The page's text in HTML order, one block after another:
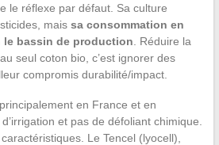
le réflexe par défaut. Sa culture
mais sa consommation en
le bassin de production . Réduire la
seul coton bio, c’est ignorer des
compromis durabilité/impact.
en France et en
et pas de défoliant chimique.
Le Tencel (lyocell),